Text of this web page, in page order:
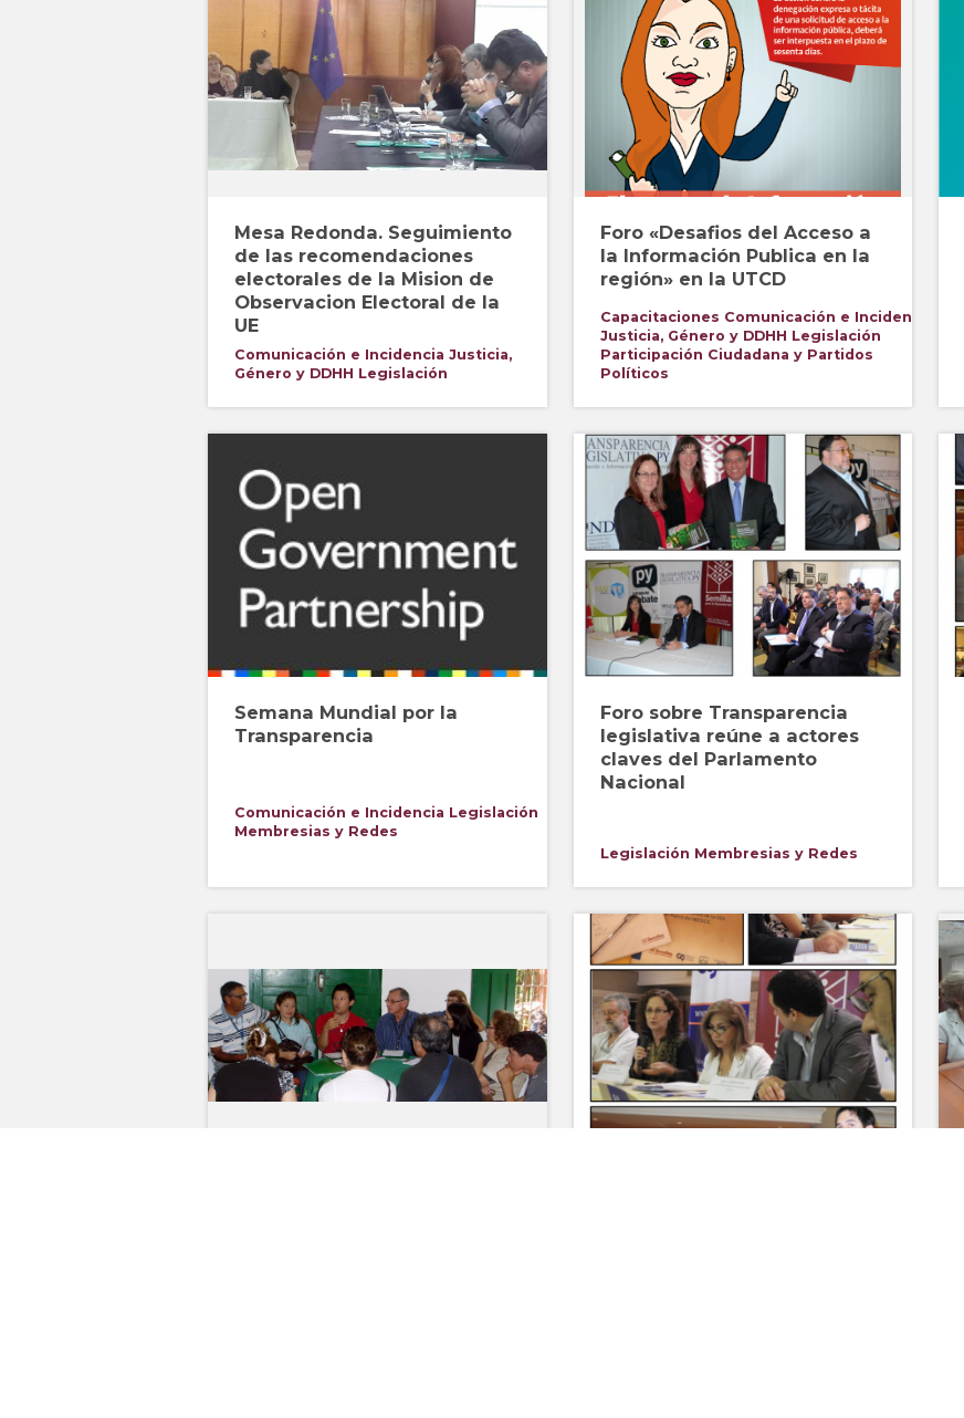
Mesa Redonda. Seguimiento
de las recomendaciones
electorales de la Mision de
Observacion Electoral de la
UE
Comunicación e Incidencia Justicia,
Género y DDHH Legislación
Foro «Desafios del Acceso a
la Información Publica en la
región» en la UTCD
Capacitaciones Comunicación e Incidencia
Justicia, Género y DDHH Legislación
Participación Ciudadana y Partidos
Políticos
Semana Mundial por la
Transparencia
Comunicación e Incidencia Legislación
Membresias y Redes
Foro sobre Transparencia
legislativa reúne a actores
claves del Parlamento
Nacional
Legislación Membresias y Redes